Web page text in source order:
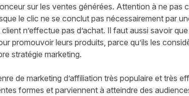
sur les ventes générées. Attention à ne pas
le clic ne se conclut pas nécessairement par
client n’effectue pas d’achat. Il faut aussi savoir
promouvoir leurs produits, parce qu’ils les
stratégie marketing.
de marketing d’affiliation très populaire et très
formes et parviennent à atteindre des